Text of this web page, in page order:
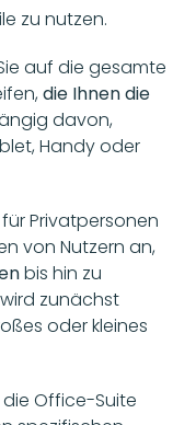
zu nutzen.
auf die gesamte
die Ihnen die
davon,
Handy oder
Privatpersonen
bis hin zu
zunächst
oder kleines
Office-Suite